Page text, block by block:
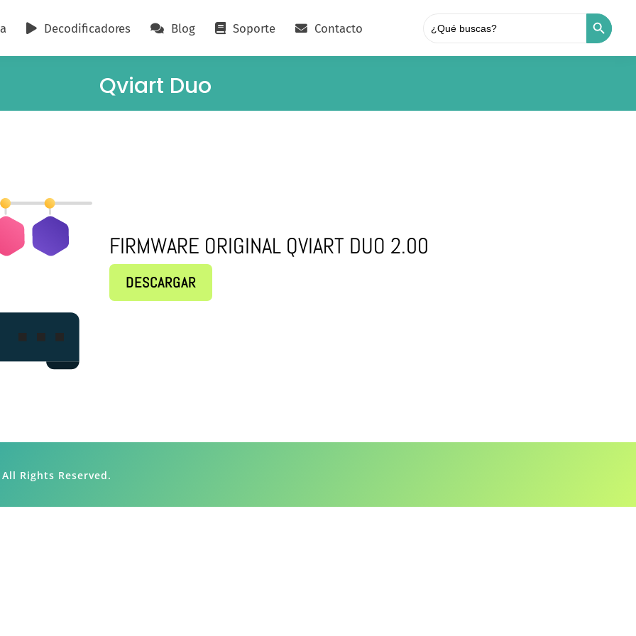
Decodificadores Blog Soporte Contacto for:
Search Button
Qviart Duo
FIRMWARE ORIGINAL QVIART DUO 2.00
DESCARGAR
Rights Reserved.